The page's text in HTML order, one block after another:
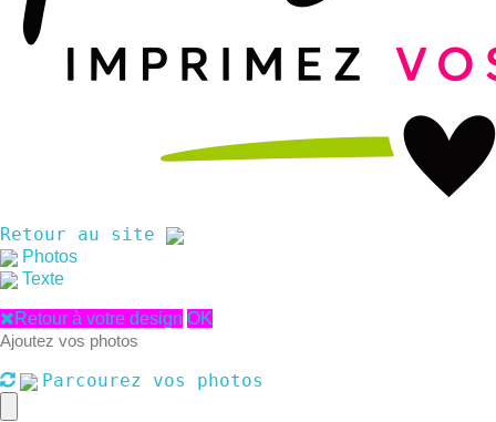
Retour au site
Photos
Texte
Retour à votre design OK
Ajoutez vos photos
Parcourez vos photos